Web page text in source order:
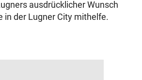
ausdrücklicher Wunsch
in der Lugner City mithelfe.